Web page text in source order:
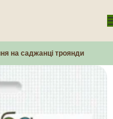
на саджанці троянди